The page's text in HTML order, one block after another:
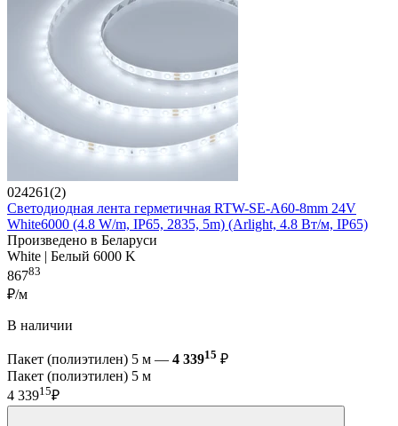
024261(2)
Светодиодная лента герметичная RTW-SE-A60-8mm 24V
White6000 (4.8 W/m, IP65, 2835, 5m) (Arlight, 4.8 Вт/м, IP65)
Произведено в Беларуси
White | Белый 6000 K
86783
₽/м
В наличии
Пакет (полиэтилен) 5 м — 4 33915 ₽
Пакет (полиэтилен) 5 м
4 33915₽